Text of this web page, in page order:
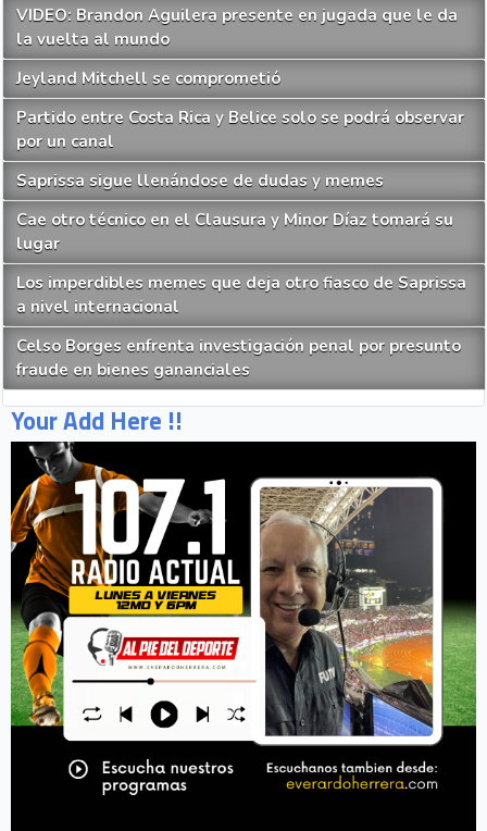
VIDEO: Brandon Aguilera presente en jugada que le da
la vuelta al mundo
Jeyland Mitchell se comprometió
Partido entre Costa Rica y Belice solo se podrá observar
por un canal
Saprissa sigue llenándose de dudas y memes
Cae otro técnico en el Clausura y Minor Díaz tomará su
lugar
Los imperdibles memes que deja otro fiasco de Saprissa
a nivel internacional
Celso Borges enfrenta investigación penal por presunto
fraude en bienes gananciales
Your Add Here !!